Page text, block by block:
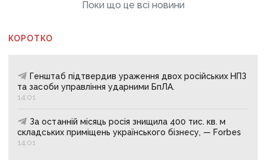
Поки що це всі новини
КОРОТКО
Генштаб підтвердив ураження двох російських НПЗ
та засоби управління ударними БпЛА.
14:01
За останній місяць росія знищила 400 тис. кв. м
складських приміщень українського бізнесу, — Forbes
14:01